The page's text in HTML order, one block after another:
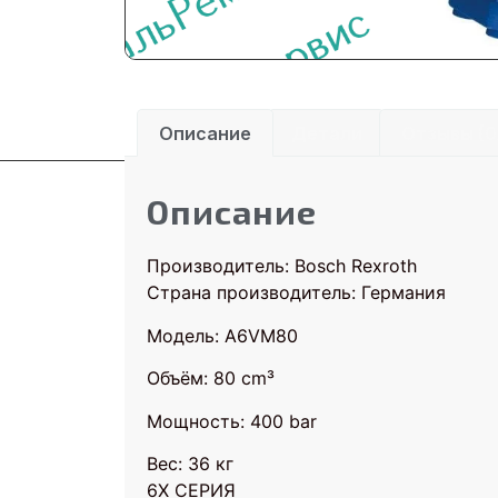
Описание
Описание
Производитель: Bosch Rexroth
Страна производитель: Германия
Модель: A6VM80
Объём: 80 cm³
Мощность: 400 bar
Вес: 36 кг
6X СЕРИЯ